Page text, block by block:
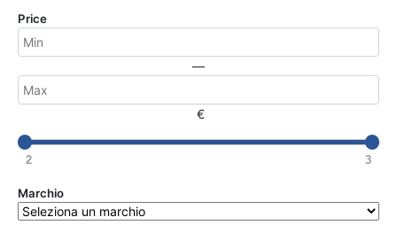
Price
—
€
2 3
Marchio